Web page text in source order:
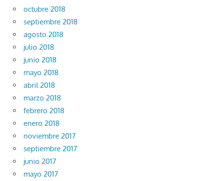
octubre 2018
septiembre 2018
agosto 2018
julio 2018
junio 2018
mayo 2018
abril 2018
marzo 2018
febrero 2018
enero 2018
noviembre 2017
septiembre 2017
junio 2017
mayo 2017